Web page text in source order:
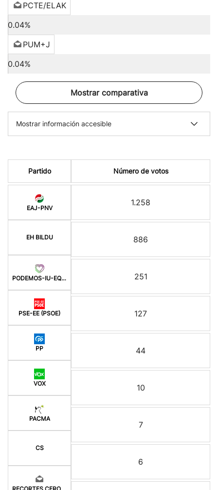
PCTE/ELAK
0.04%
PUM+J
0.04%
Mostrar comparativa
Mostrar información accesible
Partido
EAJ-PNV
EH BILDU
PODEMOS-IU-EQUO BERD
PSE-EE (PSOE)
PP
VOX
PACMA
CS
Número de votos
1.258
886
251
127
44
10
7
6